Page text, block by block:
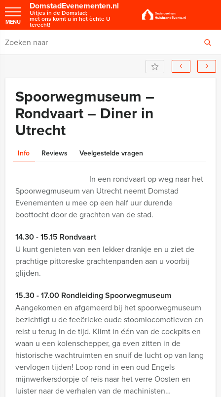
DomstadEvenementen.nl
Uitjes in de Domstad;
met ons komt u in het èchte U
terecht!
MENU
Spoorwegmuseum –
Rondvaart – Diner in
Utrecht
Info Reviews Veelgestelde vragen
In een rondvaart op weg naar het
Spoorwegmuseum van Utrecht neemt Domstad
Evenementen u mee op een half uur durende
boottocht door de grachten van de stad.
14.30 - 15.15 Rondvaart
U kunt genieten van een lekker drankje en u ziet de
prachtige pittoreske grachtenpanden aan u voorbij
glijden.
15.30 - 17.00 Rondleiding Spoorwegmuseum
Aangekomen en afgemeerd bij het spoorwegmuseum
bezichtigt u de feeërieke oude stoomlocomotieven en
reist u terug in de tijd. Klimt in één van de cockpits en
waan u een kolenschepper, ga even zitten in de
historische wachtruimten en snuif de lucht op van lang
vervlogen tijden! Loop rond in een oud Engels
mijnwerkersdorpje of reis naar het verre Oosten en
luister naar de verhalen van de machinisten…